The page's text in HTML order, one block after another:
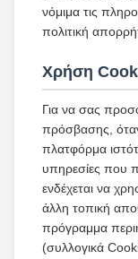
νόμιμα τις
πολιτική
Χρήση
Για να σας
πρόσβασης,
πλατφόρμα
υπηρεσίες που
ενδέχεται να
άλλη τοπική
πρόγραμμα
(συλλογικά